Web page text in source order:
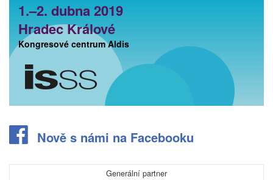
1.–2. dubna 2019
Hradec Králové
Kongresové centrum Aldis
Nově s námi na Facebooku
Generální partner